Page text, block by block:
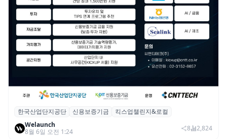
산단공·신보, 2026 ‘킥스업 챌린지&로컬’ 참
여 스타트업 모집
한국산업단지공단 신용보증기금
킥스업챌린지&로컬
Welaunch
8월 6일 오전 1:24
8 2,824